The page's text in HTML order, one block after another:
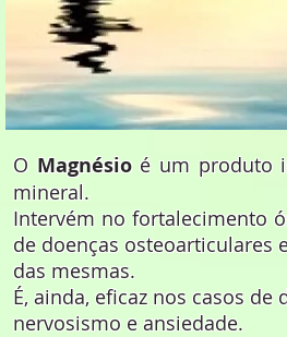
O Magnésioé um produto
mineral.
Intervém no fortalecimento
de doenças osteoarticulares
das mesmas.
É, ainda, eficaz nos casos
nervosismo e ansiedade.